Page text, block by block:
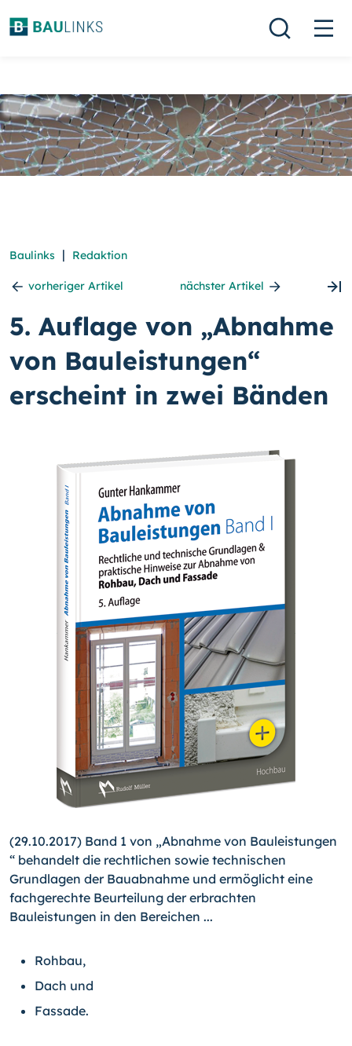
Baulinks | Redaktion
vorheriger Artikel nächster Artikel
5. Auflage von „Abnahme
von Bauleistungen“
erscheint in zwei Bänden
(29.10.2017) Band 1 von „Abnahme von Bauleistungen
“ behandelt die rechtlichen sowie technischen
Grundlagen der Bauabnahme und ermöglicht eine
fachgerechte Beurteilung der erbrachten
Bauleistungen in den Bereichen ...
Rohbau,
Dach und
Fassade.